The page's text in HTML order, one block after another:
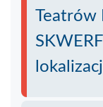
Teatrów